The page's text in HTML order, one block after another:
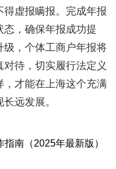
虚报瞒报。完成年报
态，确保年报成功提
，个体工商户年报将
待，切实履行法定义
才能在上海这个充满
远发展。
南（2025年最新版）